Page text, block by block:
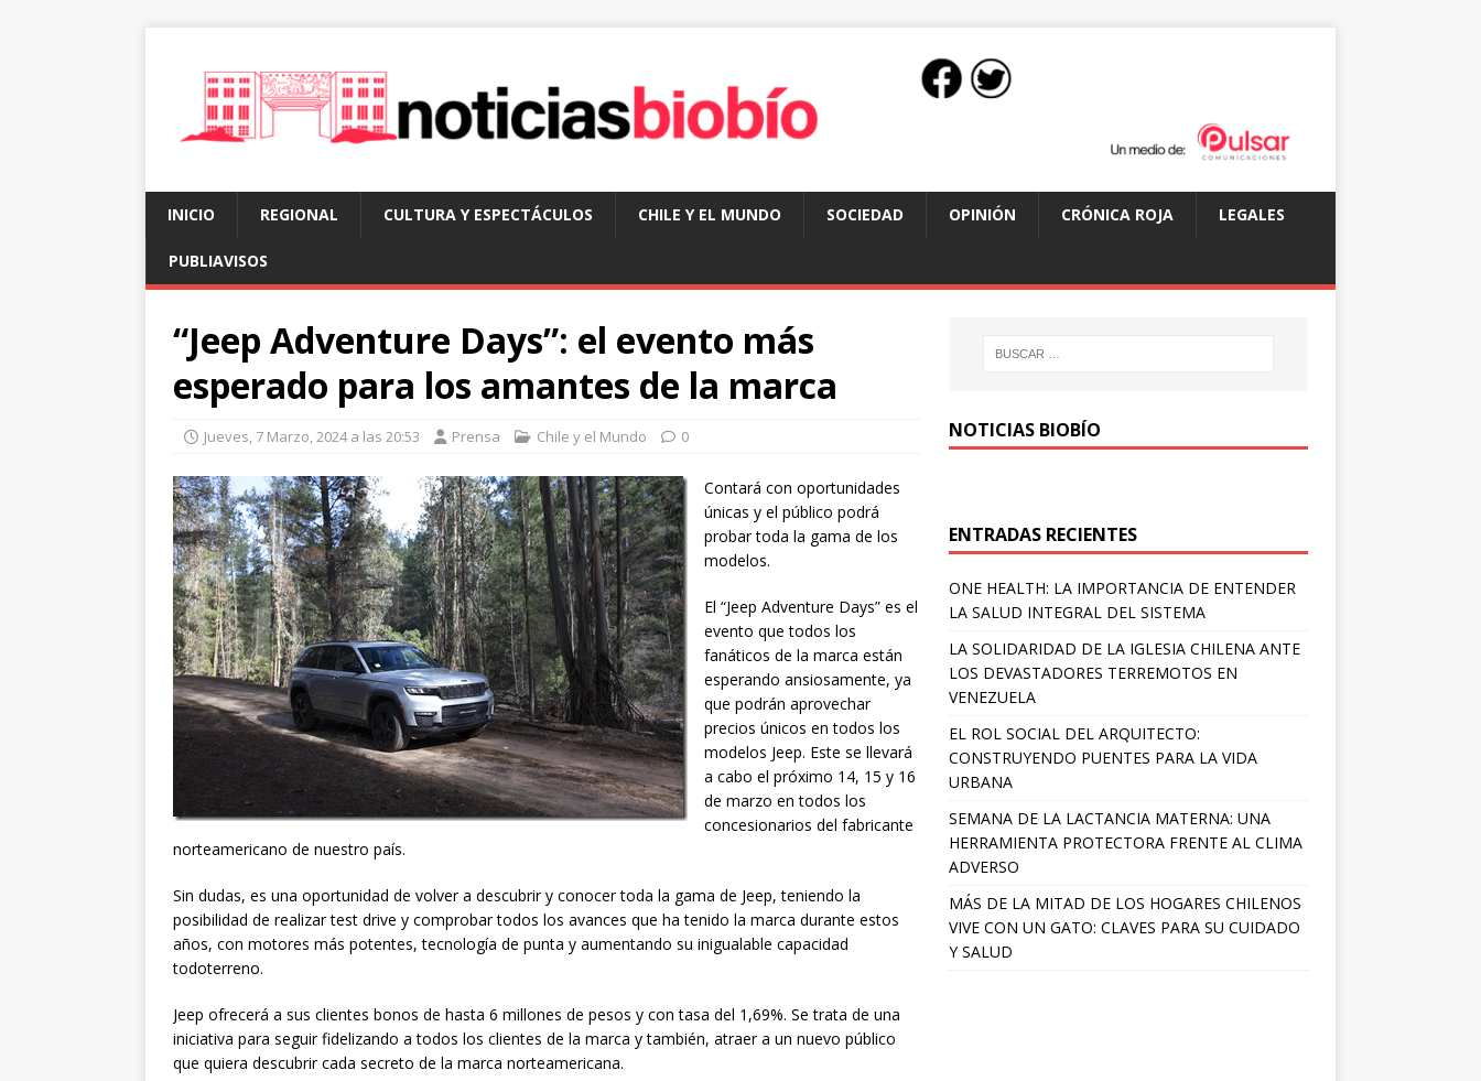
INICIO REGIONAL CULTURA Y ESPECTÁCULOS CHILE Y EL MUNDO SOCIEDAD OPINIÓN CRÓNICA ROJA LEGALES
PUBLIAVISOS
“Jeep Adventure Days”: el evento más
esperado para los amantes de la marca
Jueves, 7 Marzo, 2024 a las 20:53 Prensa Chile y el Mundo 0
Contará con oportunidades
únicas y el público podrá
probar toda la gama de los
modelos.
El “Jeep Adventure Days” es el
evento que todos los
fanáticos de la marca están
esperando ansiosamente, ya
que podrán aprovechar
precios únicos en todos los
modelos Jeep. Este se llevará
a cabo el próximo 14, 15 y 16
de marzo en todos los
concesionarios del fabricante
norteamericano de nuestro país.
Sin dudas, es una oportunidad de volver a descubrir y conocer toda la gama de Jeep, teniendo la
posibilidad de realizar test drive y comprobar todos los avances que ha tenido la marca durante estos
años, con motores más potentes, tecnología de punta y aumentando su inigualable capacidad
todoterreno.
Jeep ofrecerá a sus clientes bonos de hasta 6 millones de pesos y con tasa del 1,69%. Se trata de una
iniciativa para seguir fidelizando a todos los clientes de la marca y también, atraer a un nuevo público
que quiera descubrir cada secreto de la marca norteamericana.
NOTICIAS BIOBÍO
ENTRADAS RECIENTES
ONE HEALTH: LA IMPORTANCIA DE ENTENDER
LA SALUD INTEGRAL DEL SISTEMA
LA SOLIDARIDAD DE LA IGLESIA CHILENA ANTE
LOS DEVASTADORES TERREMOTOS EN
VENEZUELA
EL ROL SOCIAL DEL ARQUITECTO:
CONSTRUYENDO PUENTES PARA LA VIDA
URBANA
SEMANA DE LA LACTANCIA MATERNA: UNA
HERRAMIENTA PROTECTORA FRENTE AL CLIMA
ADVERSO
MÁS DE LA MITAD DE LOS HOGARES CHILENOS
VIVE CON UN GATO: CLAVES PARA SU CUIDADO
Y SALUD